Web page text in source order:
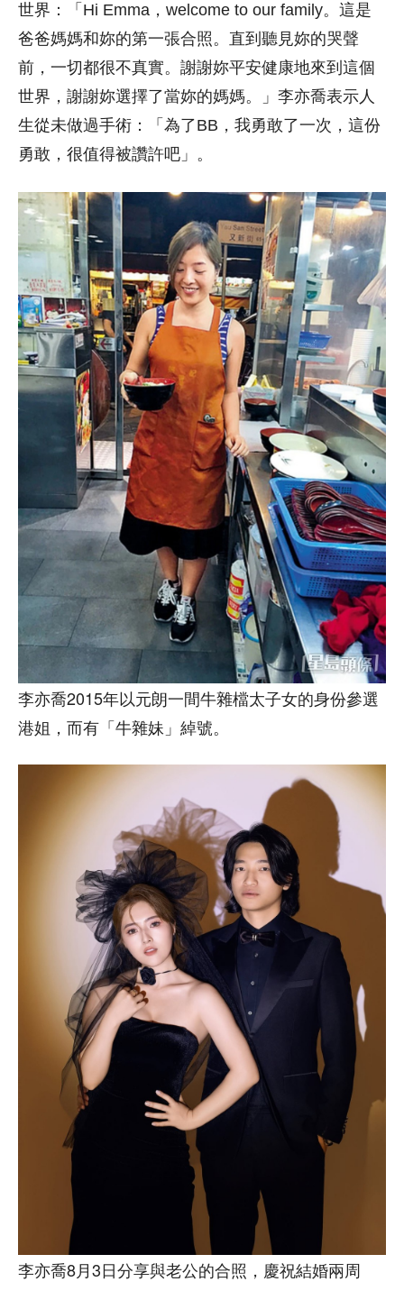
世界：「Hi Emma，welcome to our family。這是
爸爸媽媽和妳的第一張合照。直到聽見妳的哭聲
前，一切都很不真實。謝謝妳平安健康地來到這個
世界，謝謝妳選擇了當妳的媽媽。」李亦喬表示人
生從未做過手術：「為了BB，我勇敢了一次，這份
勇敢，很值得被讚許吧」。
李亦喬2015年以元朗一間牛雜檔太子女的身份參選
港姐，而有「牛雜妹」綽號。
李亦喬8月3日分享與老公的合照，慶祝結婚兩周